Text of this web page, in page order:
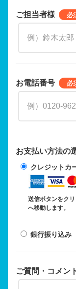
ご担当者様
お電話番号
お支払い方法の
クレジットカ
送信ボタンをク
へ移動します。
銀行振り込み
ご質問・コメン